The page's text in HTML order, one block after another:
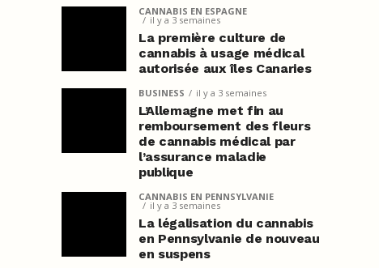
CANNABIS EN ESPAGNE
il y a 3 semaines
La première culture de
cannabis à usage médical
autorisée aux îles Canaries
BUSINESS il y a 3 semaines
L’Allemagne met fin au
remboursement des fleurs
de cannabis médical par
l’assurance maladie
publique
CANNABIS EN PENNSYLVANIE
il y a 3 semaines
La légalisation du cannabis
en Pennsylvanie de nouveau
en suspens